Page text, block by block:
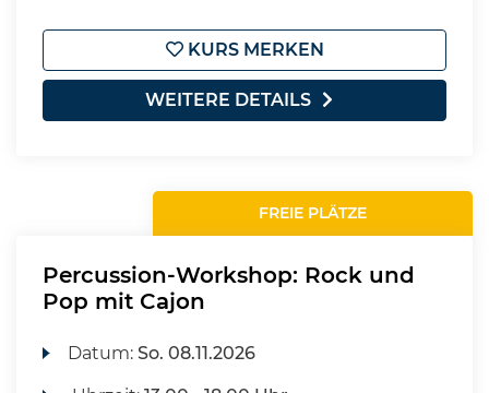
KURS MERKEN
WEITERE DETAILS
FREIE PLÄTZE
Percussion-Workshop: Rock und
Pop mit Cajon
Datum:So. 08.11.2026